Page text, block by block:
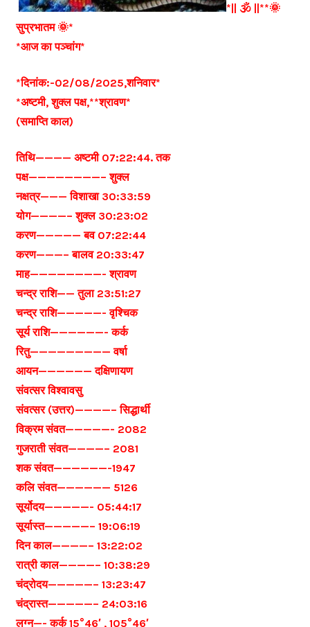
*|| 🕉️ ||**🌞
सुप्रभातम 🌞*
*आज का पञ्चांग*
*दिनांक:-02/08/2025,शनिवार*
*अष्टमी, शुक्ल पक्ष,**श्रावण*
(समाप्ति काल)
तिथि———— अष्टमी 07:22:44. तक
पक्ष————————– शुक्ल
नक्षत्र——— विशाखा 30:33:59
योग————– शुक्ल 30:23:02
करण————— बव 07:22:44
करण———– बालव 20:33:47
माह————————- श्रावण
चन्द्र राशि—— तुला 23:51:27
चन्द्र राशि—————- वृश्चिक
सूर्य राशि——————- कर्क
रितु————————— वर्षा
आयन—————— दक्षिणायण
संवत्सर विश्वावसु
संवत्सर (उत्तर)————– सिद्धार्थी
विक्रम संवत—————- 2082
गुजराती संवत————– 2081
शक संवत——————-1947
कलि संवत—————— 5126
सूर्योदय—————- 05:44:17
सूर्यास्त—————– 19:06:19
दिन काल————– 13:22:02
रात्री काल————– 10:38:29
चंद्रोदय—————– 13:23:47
चंद्रास्त—————– 24:03:16
लग्न—- कर्क 15°46′ , 105°46′